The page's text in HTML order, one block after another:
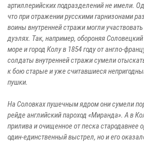
артиллерийских подразделений не имели.
что при отражении русскими гарнизонами
воины внутренней стражи могли
дуэлях. Так, например, обороняя
море и город Колу в 1854 году от англо-
солдаты внутренней стражи сумели
к бою старые и уже считавшиеся
пушки.
На Соловках пушечным ядром они сумели
рейде английский пароход «Миранда». А в
прилива и очищенное от песка стародавнее
один-единственный выстрел, но и его